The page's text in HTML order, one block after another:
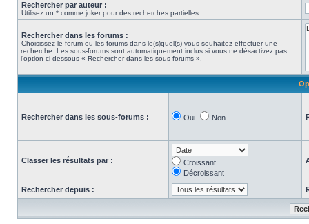
Rechercher par auteur :
Utilisez un * comme joker pour des recherches partielles.
Rechercher dans les forums :
Choisissez le forum ou les forums dans le(s)quel(s) vous souhaitez effectuer une
recherche. Les sous-forums sont automatiquement inclus si vous ne désactivez pas
l’option ci-dessous « Rechercher dans les sous-forums ».
Rechercher dans les sous-forums : Oui Non
Classer les résultats par :
Croissant
Décroissant
Rechercher depuis :